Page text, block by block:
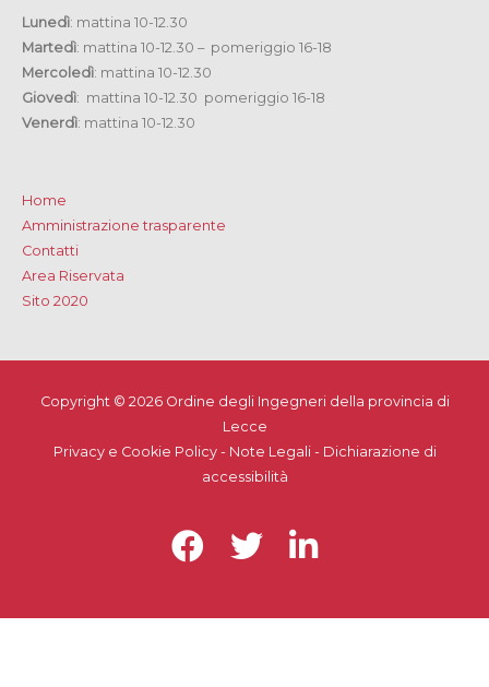
Lunedì: mattina 10-12.30
Martedì: mattina 10-12.30 – pomeriggio 16-18
Mercoledì: mattina 10-12.30
Giovedì: mattina 10-12.30 pomeriggio 16-18
Venerdì: mattina 10-12.30
Home
Amministrazione trasparente
Contatti
Area Riservata
Sito 2020
Copyright © 2026 Ordine degli Ingegneri della provincia di
Lecce
Privacy e Cookie Policy- Note Legali- Dichiarazione di
accessibilità